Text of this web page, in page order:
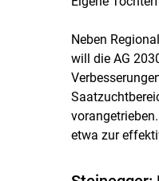
Neben
will die AG
etwa zur